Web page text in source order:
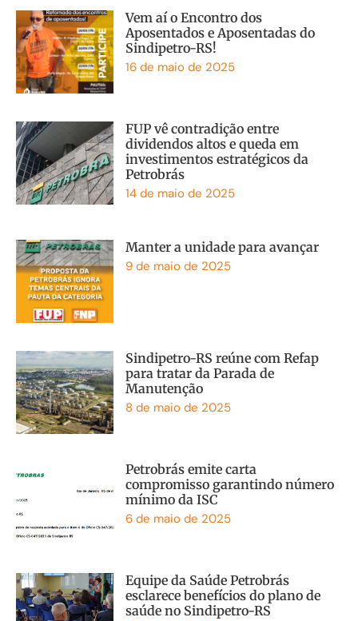
Vem aí o Encontro dos
Aposentados e Aposentadas do
Sindipetro-RS!
16 de maio de 2025
FUP vê contradição entre
dividendos altos e queda em
investimentos estratégicos da
Petrobrás
14 de maio de 2025
Manter a unidade para avançar
9 de maio de 2025
Sindipetro-RS reúne com Refap
para tratar da Parada de
Manutenção
8 de maio de 2025
Petrobrás emite carta
compromisso garantindo número
mínimo da ISC
6 de maio de 2025
Equipe da Saúde Petrobrás
esclarece benefícios do plano de
saúde no Sindipetro-RS